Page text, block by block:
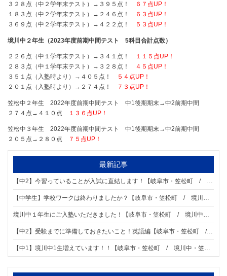
３２８点（中２学年末テスト）→３９５点！
６７点UP！
１８３点（中２学年末テスト）→２４６点！
６３点UP！
３６９点（中２学年末テスト）→４２２点！
５３点UP！
境川中２年生（2023年度前期中間テスト 5科目合計点数）
２２６点（中１学年末テスト）→３４１点！
１１５点UP！
２８３点（中１学年末テスト）→３２８点！
４５点UP！
３５１点（入塾時より）→４０５点！
５４点UP！
２０１点（入塾時より）→２７４点！
７３点UP！
笠松中２年生 2022年度前期中間テスト 中1後期期末→中2前期中間
２７４点→４１０点
１３６点UP！
笠松中３年生 2022年度前期中間テスト 中1後期期末→中2前期中間
２０５点→２８０点
７５点UP！
最新記事
【中2】今習っていることが入試に直結します！【岐阜市・笠松町 / 境川中・笠松中・加納中学区の個別指導塾 明海ゼミナール 柳津校】
【中学生】学校ワークは終わりましたか？【岐阜市・笠松町 / 境川中・笠松中・加納中学区の個別指導塾 明海ゼミナール 柳津校】
境川中１年生にご入塾いただきました！【岐阜市・笠松町 / 境川中・笠松中・加納中学区の個別指導塾 明海ゼミナール 柳津校】
【中2】受験までに準備しておきたいこと！英語編【岐阜市・笠松町 / 境川中・笠松中・加納中学区の個別指導塾 明海ゼミナール 柳津校】
【中1】境川中1生増えています！！【岐阜市・笠松町 / 境川中・笠松中・加納中学区の個別指導塾 明海ゼミナール 柳津校】